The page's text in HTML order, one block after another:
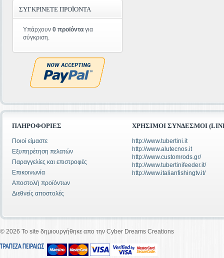
ΣΥΓΚΡΙΝΕΤΕ ΠΡΟΪΟΝΤΑ
Υπάρχουν 0 προϊόντα για
σύγκριση.
ΠΛΗΡΟΦΟΡΊΕΣ
Ποιοί είμαστε
Εξυπηρέτηση πελατών
Παραγγελίες και επιστροφές
Επικοινωνία
Αποστολή προϊόντων
Διεθνείς αποστολές
ΧΡΉΣΙΜΟΙ ΣΎΝΔΕΣΜΟΙ
http://www.tubertini.it
http://www.alutecnos.it
http://www.customrods.gr/
http://www.tubertinifeeder.it/
http://www.italianfishingtv.it/
© 2026 To site δημιουργήθηκε απο την Cyber Dreams Creations